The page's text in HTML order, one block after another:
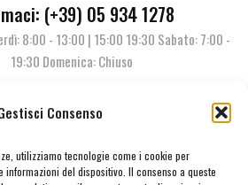
Consenso
utilizziamo tecnologie come i cookie per
del dispositivo. Il consenso a queste
(+39) 05 934 1278
8:00 - 13:00 | 15:00 19:30 Sabato: 7:00 -
19:30 Domenica: Chiuso